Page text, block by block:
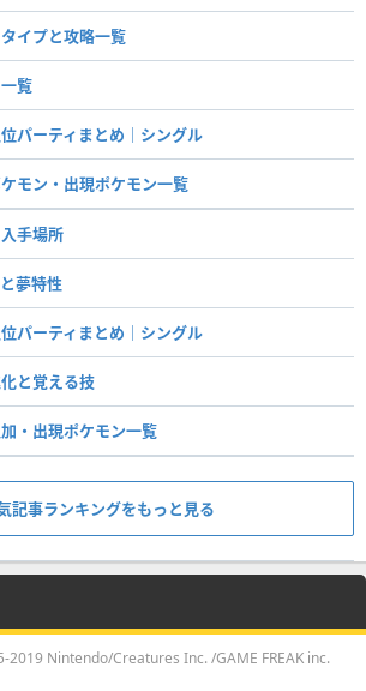
イプと攻略一覧
覧
パーティまとめ｜シングル
モン・出現ポケモン一覧
手場所
夢特性
パーティまとめ｜シングル
と覚える技
・出現ポケモン一覧
記事ランキングをもっと見る
Nintendo/Creatures Inc. /GAME FREAK inc.